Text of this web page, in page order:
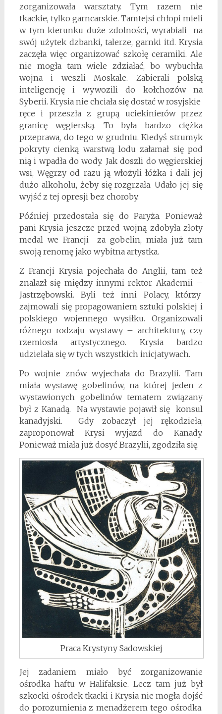
zorganizowała warsztaty. Tym razem nie
tkackie, tylko garncarskie. Tamtejsi chłopi mieli
w tym kierunku duże zdolności, wyrabiali na
swój użytek dzbanki, talerze, garnki itd. Krysia
zaczęła więc organizować szkołę ceramiki. Ale
nie mogła tam wiele zdziałać, bo wybuchła
wojna i weszli Moskale. Zabierali polską
inteligencję i wywozili do kołchozów na
Syberii. Krysia nie chciała się dostać w rosyjskie
ręce i przeszła z grupą uciekinierów przez
granicę węgierską. To była bardzo ciężka
przeprawa, do tego w grudniu. Kiedyś strumyk
pokryty cienką warstwą lodu załamał się pod
nią i wpadła do wody. Jak doszli do węgierskiej
wsi, Węgrzy od razu ją włożyli łóżka i dali jej
dużo alkoholu, żeby się rozgrzała. Udało jej się
wyjść z tej opresji bez choroby.
Później przedostała się do Paryża. Ponieważ
pani Krysia jeszcze przed wojną zdobyła złoty
medal we Francji za gobelin, miała już tam
swoją renomę jako wybitna artystka.
Z Francji Krysia pojechała do Anglii, tam też
znalazł się między innymi rektor Akademii –
Jastrzębowski. Byli też inni Polacy, którzy
zajmowali się propagowaniem sztuki polskiej i
polskiego wojennego wysiłku. Organizowali
różnego rodzaju wystawy – architektury, czy
rzemiosła artystycznego. Krysia bardzo
udzielała się w tych wszystkich inicjatywach.
Po wojnie znów wyjechała do Brazylii. Tam
miała wystawę gobelinów, na której jeden z
wystawionych gobelinów tematem związany
był z Kanadą. Na wystawie pojawił się konsul
kanadyjski. Gdy zobaczył jej rękodzieła,
zaproponował Krysi wyjazd do Kanady.
Ponieważ miała już dosyć Brazylii, zgodziła się.
Praca Krystyny Sadowskiej
Jej zadaniem miało być zorganizowanie
ośrodka haftu w Halifaksie. Lecz tam już był
szkocki ośrodek tkacki i Krysia nie mogła dojść
do porozumienia z menadżerem tego ośrodka.